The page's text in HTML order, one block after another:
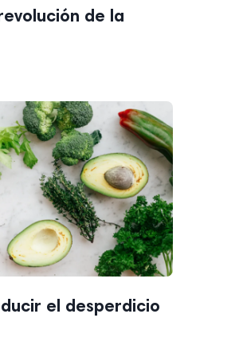
de la
el desperdicio